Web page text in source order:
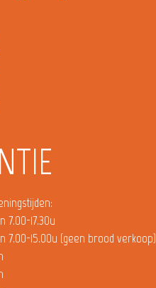
7.00-17.30u
7.00-15.00u (geen brood verkoop)